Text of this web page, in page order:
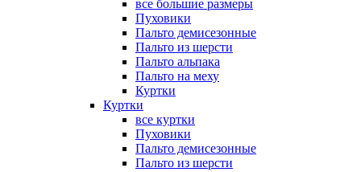
все большие размеры
Пуховики
Пальто демисезонные
Пальто из шерсти
Пальто альпака
Пальто на меху
Куртки
Куртки
все куртки
Пуховики
Пальто демисезонные
Пальто из шерсти